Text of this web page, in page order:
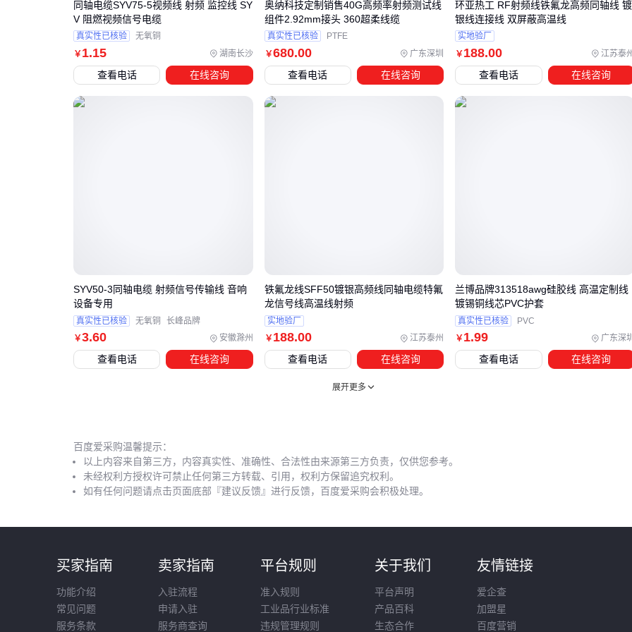
适配器
不兼容的被动局面。
四、为什么换完射频线后信号还是不稳定？
很多用户在升级射频线后仍遇到信号衰减问题，往往忽略了配
套组件的匹配性。射频系统的性能瓶颈可能出现在任何连接环
确保金属屏蔽层与接头完全接触，避免因接触不良导致的高频
信号反射。工业级应用建议选择带压力调节功能的六角压接
钳，而普通监控场景可使用基础款。
配套组件的选择逻辑应与主设备同步：先确认工作频率范围，
再考虑环境防护等级，最后匹配机械强度需求。这样能避免因
射频线的实际性能往往毁于安装细节。
影响线缆防护效果：
弯曲半径不足会导致内导体变形，建议保留至少5倍线径的弧
固定夹间距过大可能引发振动磨损，高频场景每30厘米需设
置支撑点
￥1.15 湖南长沙
同轴电缆SYV75-5视频线 射频 监控线 SY
V 阻燃视频信号电缆
真实性已核验 无氧铜
查看电话 在线咨询
￥680.00 广东深圳
奥纳科技定制销售40G高频率射频测试线
组件2.92mm接头 360超柔线缆
真实性已核验 PTFE
查看电话 在线咨询
￥188.00 江苏泰
环亚热工 RF射频线铁氟龙高频同轴线 镀
银线连接线 双屏蔽高温线
实地验厂
查看电话 在线咨询
￥3.60 安徽滁州
SYV50-3同轴电缆 射频信号传输线 音响
设备专用
真实性已核验 无氧铜 长峰品牌
查看电话 在线咨询
￥ 188.00 江苏泰州
铁氟龙线SFF50镀银高频线同轴电缆特氟
龙信号线高温线射频
实地验厂
查看电话 在线咨询
￥ 1.99 广东深
兰博品牌313518awg硅胶线 高温定制线
镀锡铜线芯PVC护套
真实性已核验 PVC
查看电话 在线咨询
展开更多
百度爱采购温馨提示：
以上内容来自第三方，内容真实性、准确性、合法性由来源第三方负责，仅供您参考。
未经权利方授权许可禁止任何第三方转载、引用，权利方保留追究权利。
如有任何问题请点击页面底部『建议反馈』进行反馈，百度爱采购会积极处理。
买家指南
功能介绍
常见问题
服务条款
卖家指南
入驻流程
申请入驻
服务商查询
平台规则
准入规则
工业品行业标准
违规管理规则
关于我们
平台声明
产品百科
生态合作
友情链接
爱企查
加盟星
百度营销